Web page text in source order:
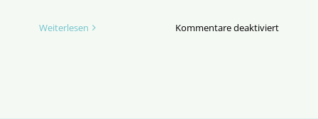
Weiterlesen Kommentare deaktiviertfür